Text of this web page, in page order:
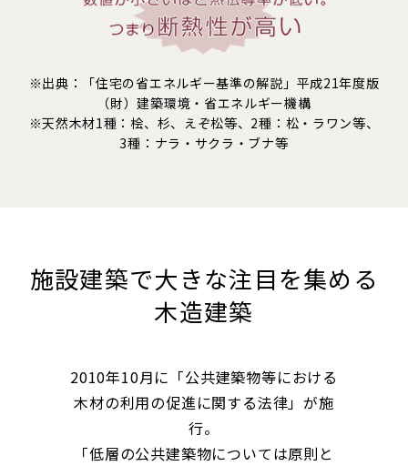
※出典：「住宅の省エネルギー基準の解説」平成21年度版
（財）建築環境・省エネルギー機構
※天然木材1種：桧、杉、えぞ松等、2種：松・ラワン等、
3種：ナラ・サクラ・ブナ等
施設建築で大きな注目を集める
木造建築
2010年10月に「公共建築物等における
木材の利用の促進に関する法律」が施
行。
「低層の公共建築物については原則と